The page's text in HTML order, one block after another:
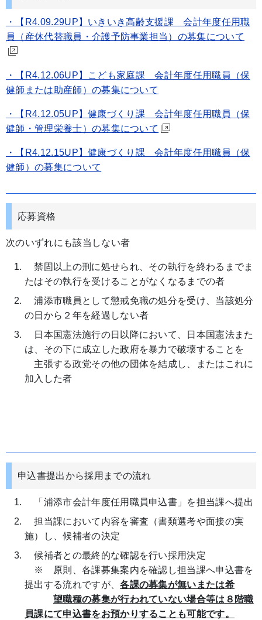
・【R4.09.29UP】いきいき高齢支援課 会計年度任用職
員（産休代替職員・介護予防事業担当）の募集について
・【R4.12.06UP】こども家庭課 会計年度任用職員（保
健師または助産師）の募集について
・【R4.12.05UP】健康づくり課 会計年度任用職員（保
健師・管理栄養士）の募集について
・【R4.12.15UP】健康づくり課 会計年度任用職員（保
健師）の募集について
応募資格
次のいずれにも該当しない者
禁固以上の刑に処せられ、その執行を終わるまでま
たはその執行を受けることがなくなるまでの者
浦添市職員として懲戒免職の処分を受け、当該処分
の日から２年を経過しない者
日本国憲法施行の日以降において、日本国憲法また
は、その下に成立した政府を暴力で破壊することを
主張する政党その他の団体を結成し、またはこれに
加入した者
申込書提出から採用までの流れ
「浦添市会計年度任用職員申込書」を担当課へ提出
担当課において内容を審査（書類選考や面接の実
施）し、候補者の決定
候補者との最終的な確認を行い採用決定
※ 原則、各課募集案内を確認し担当課へ申込書を
提出する流れですが、各課の募集が無いまたは希
望職種の募集が行われていない場合等は ８階職
員課にて申込書をお預かりすることも可能です。